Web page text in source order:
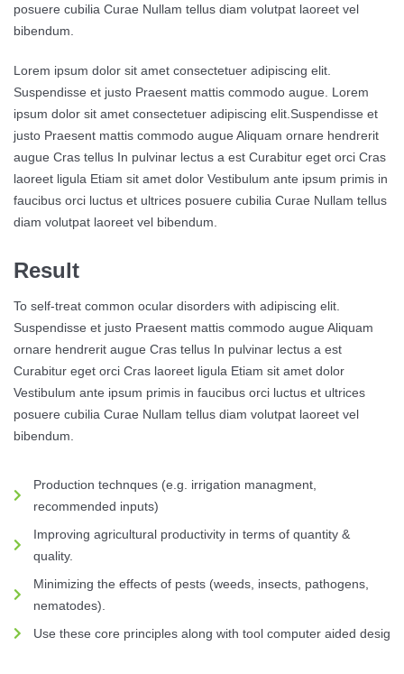
posuere cubilia Curae Nullam tellus diam volutpat laoreet vel
bibendum.
Lorem ipsum dolor sit amet consectetuer adipiscing elit.
Suspendisse et justo Praesent mattis commodo augue. Lorem
ipsum dolor sit amet consectetuer adipiscing elit.Suspendisse et
justo Praesent mattis commodo augue Aliquam ornare hendrerit
augue Cras tellus In pulvinar lectus a est Curabitur eget orci Cras
laoreet ligula Etiam sit amet dolor Vestibulum ante ipsum primis in
faucibus orci luctus et ultrices posuere cubilia Curae Nullam tellus
diam volutpat laoreet vel bibendum.
Result
To self-treat common ocular disorders with adipiscing elit.
Suspendisse et justo Praesent mattis commodo augue Aliquam
ornare hendrerit augue Cras tellus In pulvinar lectus a est
Curabitur eget orci Cras laoreet ligula Etiam sit amet dolor
Vestibulum ante ipsum primis in faucibus orci luctus et ultrices
posuere cubilia Curae Nullam tellus diam volutpat laoreet vel
bibendum.
Production technques (e.g. irrigation managment,
recommended inputs)
Improving agricultural productivity in terms of quantity &
quality.
Minimizing the effects of pests (weeds, insects, pathogens,
nematodes).
Use these core principles along with tool computer aided desig